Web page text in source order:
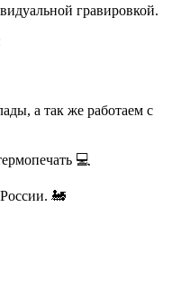
гравировкой.
а так же работаем с
💻
🚂